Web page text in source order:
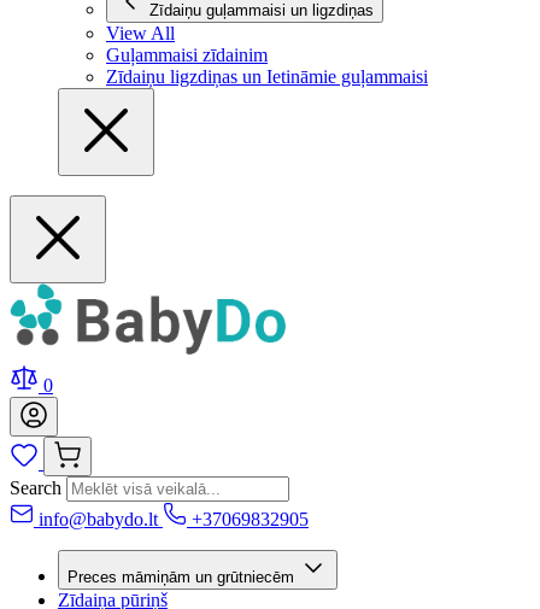
Zīdaiņu guļammaisi un ligzdiņas
View All
Guļammaisi zīdainim
Zīdaiņu ligzdiņas un Ietināmie guļammaisi
0
Search
info@babydo.lt
+37069832905
Preces māmiņām un grūtniecēm
Zīdaiņa pūriņš